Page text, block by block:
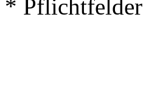
* Pflichtfelder